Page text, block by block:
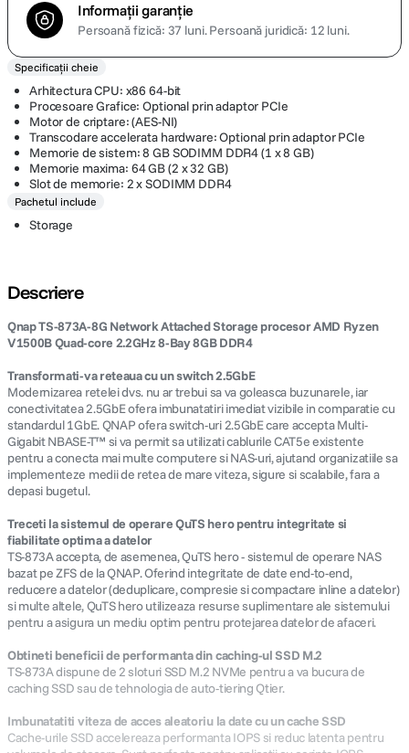
Informații garanție
Persoană fizică: 37 luni.Persoană juridică: 12 luni.
Specificații cheie
Arhitectura CPU: x86 64-bit
Procesoare Grafice: Optional prin adaptor PCIe
Motor de criptare: (AES-NI)
Transcodare accelerata hardware: Optional prin adaptor PCIe
Memorie de sistem: 8 GB SODIMM DDR4 (1 x 8 GB)
Memorie maxima: 64 GB (2 x 32 GB)
Slot de memorie: 2 x SODIMM DDR4
Pachetul include
Storage
Descriere
Qnap TS-873A-8G Network Attached Storage procesor AMD Ryzen
V1500B Quad-core 2.2GHz 8-Bay 8GB DDR4
Transformati-va reteaua cu un switch 2.5GbE
Modernizarea retelei dvs. nu ar trebui sa va goleasca buzunarele, iar
conectivitatea 2.5GbE ofera imbunatatiri imediat vizibile in comparatie cu
standardul 1GbE. QNAP ofera switch-uri 2.5GbE care accepta Multi-
Gigabit NBASE-T™ si va permit sa utilizati cablurile CAT5e existente
pentru a conecta mai multe computere si NAS-uri, ajutand organizatiile sa
implementeze medii de retea de mare viteza, sigure si scalabile, fara a
depasi bugetul.
Treceti la sistemul de operare QuTS hero pentru integritate si
fiabilitate optima a datelor
TS-873A accepta, de asemenea, QuTS hero - sistemul de operare NAS
bazat pe ZFS de la QNAP. Oferind integritate de date end-to-end,
reducere a datelor (deduplicare, compresie si compactare inline a datelor)
si multe altele, QuTS hero utilizeaza resurse suplimentare ale sistemului
pentru a asigura un mediu optim pentru protejarea datelor de afaceri.
Obtineti beneficii de performanta din caching-ul SSD M.2
TS-873A dispune de 2 sloturi SSD M.2 NVMe pentru a va bucura de
caching SSD sau de tehnologia de auto-tiering Qtier.
Imbunatatiti viteza de acces aleatoriu la date cu un cache SSD
Cache-urile SSD accelereaza performanta IOPS si reduc latenta pentru